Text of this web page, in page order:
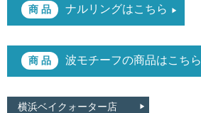
ナルリングはこちら
波モチーフの商品はこちら
横浜ベイクォーター店